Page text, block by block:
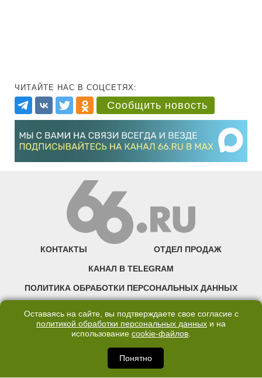
ЧИТАЙТЕ НАС В СОЦСЕТЯХ:
Сообщить новость
КОНТАКТЫ ОТДЕЛ ПРОДАЖ
КАНАЛ В TELEGRAM
ПОЛИТИКА ОБРАБОТКИ ПЕРСОНАЛЬНЫХ ДАННЫХ
©2007—2025 66.RU. Воспроизведение, сообщение, доведение до всеобщего
правообладателя запрещено. Сетевое издание «Современный портал
Екатеринбурга — «66.ru» (18+) зарегистрировано Федеральной службой по
надзору в сфере связи, информационных технологий и массовых коммуникаций
Оставаясь на сайте, вы подтверждаете свое согласие с
политикой обработки персональных данных и на
использование cookie-файлов.
Понятно